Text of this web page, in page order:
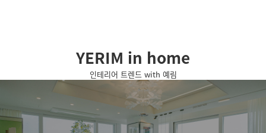
YERIM in home
인테리어 트렌드 with 예림